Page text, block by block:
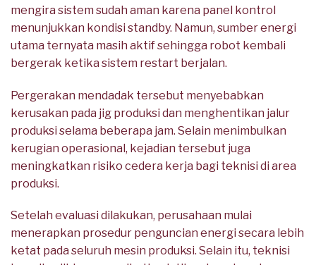
mengira sistem sudah aman karena panel kontrol
menunjukkan kondisi standby. Namun, sumber energi
utama ternyata masih aktif sehingga robot kembali
bergerak ketika sistem restart berjalan.
Pergerakan mendadak tersebut menyebabkan
kerusakan pada jig produksi dan menghentikan jalur
produksi selama beberapa jam. Selain menimbulkan
kerugian operasional, kejadian tersebut juga
meningkatkan risiko cedera kerja bagi teknisi di area
produksi.
Setelah evaluasi dilakukan, perusahaan mulai
menerapkan prosedur penguncian energi secara lebih
ketat pada seluruh mesin produksi. Selain itu, teknisi